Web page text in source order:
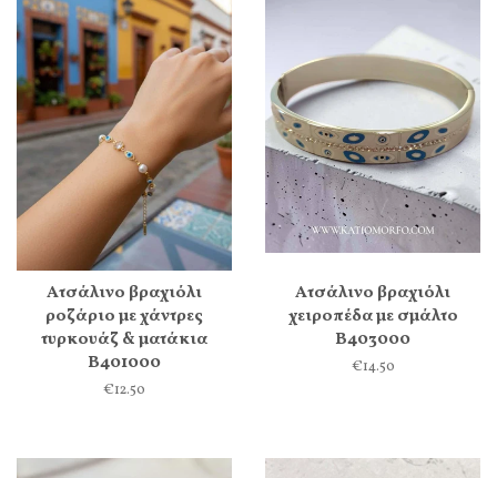
Ατσάλινο βραχιόλι
ροζάριο με χάντρες
τυρκουάζ & ματάκια
Β401000
€12.50
Ατσάλινο βραχιόλι
χειροπέδα με σμάλτο
Β403000
€14.50